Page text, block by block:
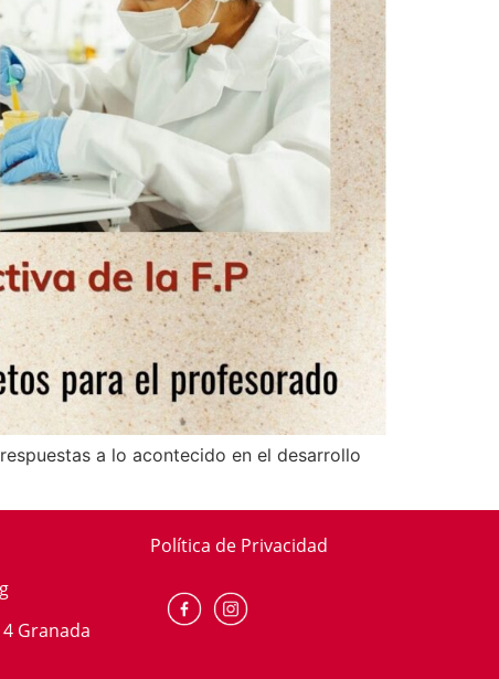
a lo acontecido en el desarrollo
Granada
Política de Privacidad